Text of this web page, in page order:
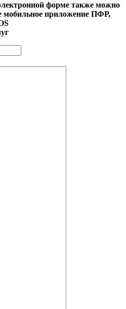
форме также можно
мобильное приложение ПФР,